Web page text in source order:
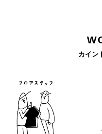
カイン
フロアスタッフ